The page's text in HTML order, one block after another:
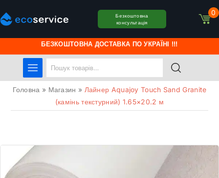
БЕЗКОШТОВНА ДОСТАВКА ПО УКРАЇНІ !!!
Безкоштовна
консультація
0
Головна » Магазин » Лайнер Aquajoy Touch Sand Granite
(камінь текстурний) 1.65×20.2 м